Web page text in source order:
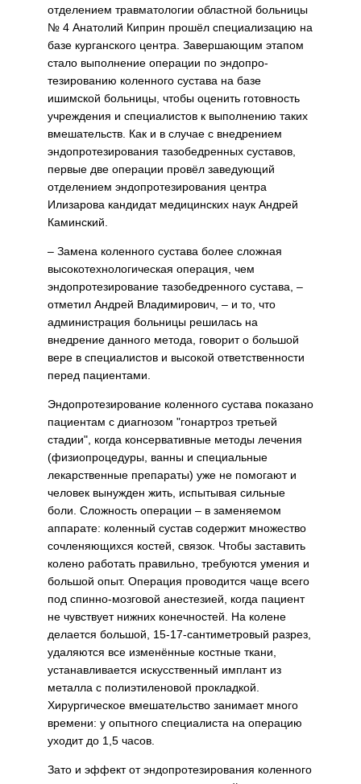
отделением травма­тологии областной больницы
№ 4 Анатолий Киприн прошёл специ­ализацию на
базе курганского цен­тра. Завершающим этапом
стало выполнение операции по эндопро­
тезированию коленного сустава на базе
ишимской больницы, чтобы оценить готовность
учреждения и специалистов к выполнению таких
вмешательств. Как и в случае с внедрением
эндопротезирования тазобедренных суставов,
первые две операции провёл заведующий
отделением эндопротезирования центра
Илизарова кандидат меди­цинских наук Андрей
Каминский.
– Замена коленного сустава более сложная
высокотехнологическая операция, чем
эндопротезирование тазобедренного сустава, –
отметил Андрей Владимирович, – и то, что
администрация больницы реши­лась на
внедрение данного метода, говорит о большой
вере в специ­алистов и высокой ответственности
перед пациентами.
Эндопротезирование коленного сустава показано
пациентам с диа­гнозом "гонартроз третьей
стадии", когда консервативные методы лечения
(физиопроцедуры, ванны и специальные
лекарственные препараты) уже не помогают и
че­ловек вынужден жить, испытывая сильные
боли. Сложность операции – в заменяемом
аппарате: коленный сустав содержит множество
сочле­няющихся костей, связок. Чтобы за­ставить
колено работать правильно, требуются умения и
большой опыт. Операция проводится чаще всего
под спинно-мозговой анестезией, когда пациент
не чувствует нижних конечностей. На колене
делается большой, 15-17-сантиметровый разрез,
удаляются все изменённые костные ткани,
устанавливается искусственный имплант из
метал­ла с полиэтиленовой прокладкой.
Хирургическое вмешательство за­нимает много
времени: у опытного специалиста на операцию
уходит до 1,5 часов.
Зато и эффект от эндопротезиро­вания коленного